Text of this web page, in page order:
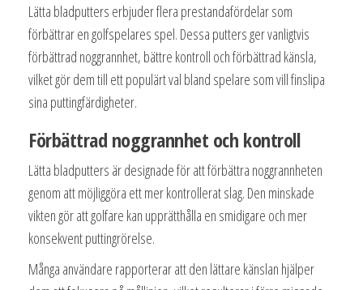
Lätta bladputters erbjuder flera prestandafördelar som
förbättrar en golfspelares spel. Dessa putters ger vanligtvis
förbättrad noggrannhet, bättre kontroll och förbättrad känsla,
vilket gör dem till ett populärt val bland spelare som vill finslipa
sina puttingfärdigheter.
Förbättrad noggrannhet och kontroll
Lätta bladputters är designade för att förbättra noggrannheten
genom att möjliggöra ett mer kontrollerat slag. Den minskade
vikten gör att golfare kan upprätthålla en smidigare och mer
konsekvent puttingrörelse.
Många användare rapporterar att den lättare känslan hjälper